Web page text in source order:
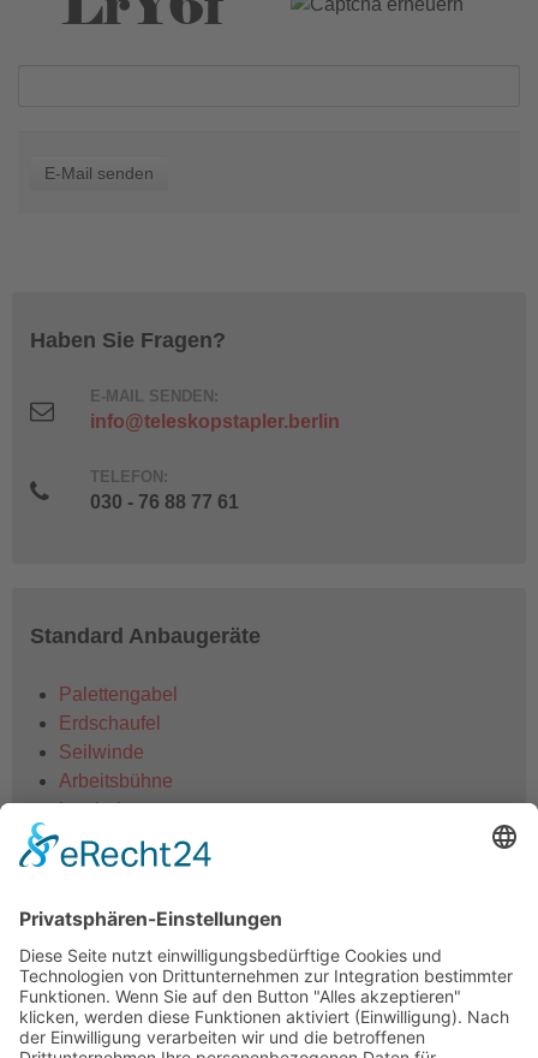
Haben Sie Fragen?
E-MAIL SENDEN:
info@teleskopstapler.berlin
TELEFON:
030 - 76 88 77 61
Standard Anbaugeräte
Palettengabel
Erdschaufel
Seilwinde
Arbeitsbühne
Lasthaken
Zubehör auf Nachfrage
Rußpartikelfilter
Non-Marking-Reifen